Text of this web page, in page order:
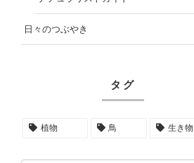
日々のつぶやき
タグ
植物 鳥 生き物